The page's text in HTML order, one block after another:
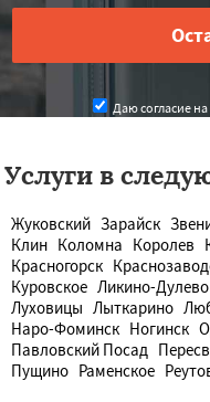
Даю согласие
Услуги в
Жуковский Зарайск
Клин Коломна Королев
Красногорск
Куровское Ликино-Дулево
Луховицы Лыткарино
Наро-Фоминск Ногинск
Павловский Посад
Пущино Раменское